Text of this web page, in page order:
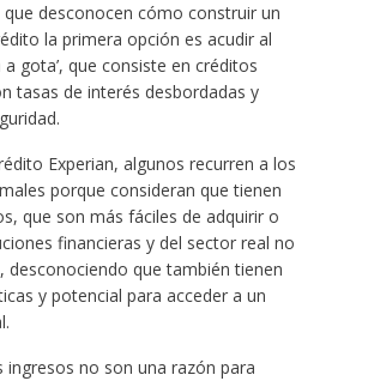
desconocen cómo construir un
la primera opción es acudir al
a gota’, que consiste en créditos
tasas de interés desbordadas y
Experian, algunos recurren a los
porque consideran que tienen
que son más fáciles de adquirir o
financieras y del sector real no
desconociendo que también tienen
y potencial para acceder a un
ingresos no son una razón para